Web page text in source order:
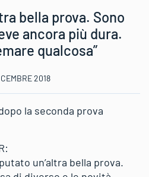
bella prova. Sono
ancora più dura.
qualcosa”
2018
la seconda prova
un’altra bella prova.